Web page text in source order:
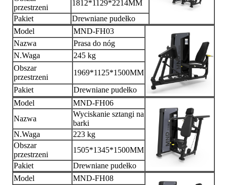
przestrzeni
1812*1129*2214MM
Pakiet
Drewniane pudełko
Model
MND-FH03
Nazwa
Prasa do nóg
N.Waga
245 kg
Obszar
przestrzeni
1969*1125*1500MM
Pakiet
Drewniane pudełko
Model
MND-FH06
Nazwa
Wyciskanie sztangi na
barki
N.Waga
223 kg
Obszar
przestrzeni
1505*1345*1500MM
Pakiet
Drewniane pudełko
Model
MND-FH08